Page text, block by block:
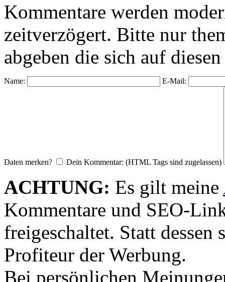
Kommentare werden
zeitverzögert. Bitte nur
abgeben die sich auf
Name: E-Mail:
Daten merken? Dein Kommentar: (HTML Tags sind zugelassen)
ACHTUNG: Es gilt meine
Kommentare und SEO-
freigeschaltet. Statt dessen
Profiteur der Werbung.
Bei persönlichen